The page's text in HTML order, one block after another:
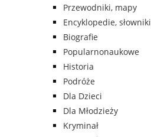
Przewodniki, mapy
Encyklopedie, słowniki
Biografie
Popularnonaukowe
Historia
Podróże
Dla Dzieci
Dla Młodzieży
Kryminał